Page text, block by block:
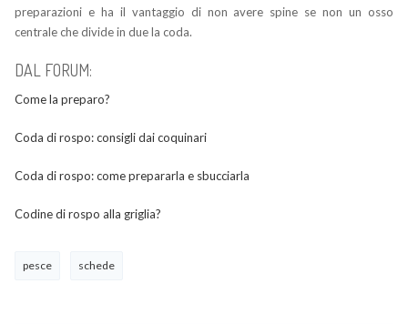
preparazioni e ha il vantaggio di non avere spine se non un osso
centrale che divide in due la coda.
DAL FORUM:
Come la preparo?
Coda di rospo: consigli dai coquinari
Coda di rospo: come prepararla e sbucciarla
Codine di rospo alla griglia?
pesce schede